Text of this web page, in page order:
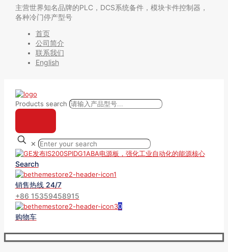
主营世界知名品牌的PLC，DCS系统备件，模块卡件控制器，
各种冷门停产型号
首页
公司简介
联系我们
English
Products search
✕
Search
销售热线 24/7
+86 15359458915
0
购物车